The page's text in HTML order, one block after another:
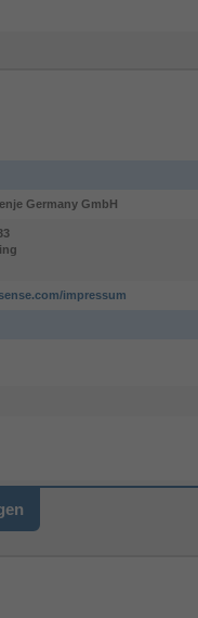
so geliebte
erzählt. Mit
Germany GmbH
impressum